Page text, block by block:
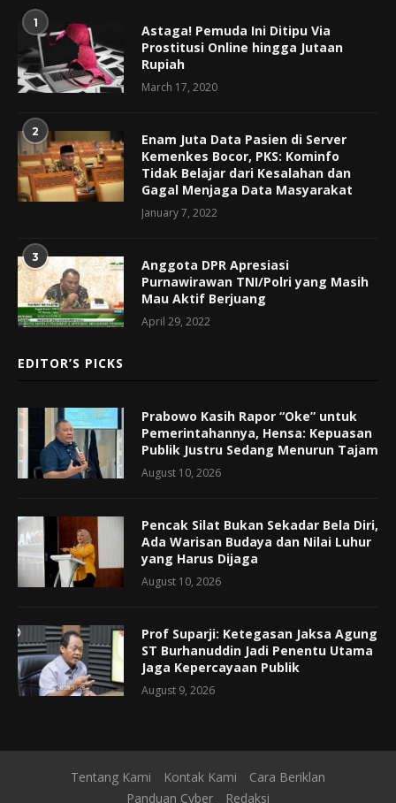
1
Astaga! Pemuda Ini Ditipu Via
Prostitusi Online hingga Jutaan
Rupiah
March 17, 2020
2
Enam Juta Data Pasien di Server
Kemenkes Bocor, PKS: Kominfo
Tidak Belajar dari Kesalahan dan
Gagal Menjaga Data Masyarakat
January 7, 2022
3
Anggota DPR Apresiasi
Purnawirawan TNI/Polri yang Masih
Mau Aktif Berjuang
April 29, 2022
EDITOR’S PICKS
Prabowo Kasih Rapor “Oke” untuk
Pemerintahannya, Hensa: Kepuasan
Publik Justru Sedang Menurun Tajam
August 10, 2026
Pencak Silat Bukan Sekadar Bela Diri,
Ada Warisan Budaya dan Nilai Luhur
yang Harus Dijaga
August 10, 2026
Prof Suparji: Ketegasan Jaksa Agung
ST Burhanuddin Jadi Penentu Utama
Jaga Kepercayaan Publik
August 9, 2026
Tentang Kami Kontak Kami
Cara Beriklan
Panduan Cyber
Redaksi